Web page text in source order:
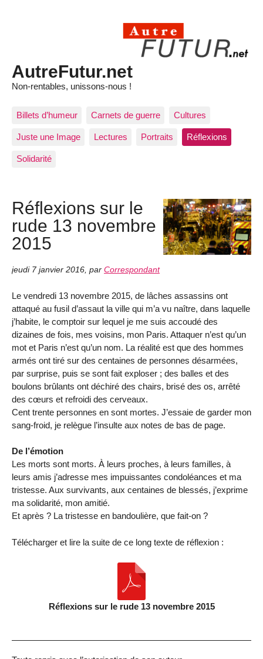
AutreFutur.net
Non-rentables, unissons-nous !
Billets d’humeur Carnets de guerre Cultures
Juste une Image Lectures Portraits Réflexions
Solidarité
Réflexions sur le
rude 13 novembre
2015
jeudi 7 janvier 2016 par Correspondant
Le vendredi 13 novembre 2015, de lâches assassins ont
attaqué au fusil d’assaut la ville qui m’a vu naître, dans laquelle
j’habite, le comptoir sur lequel je me suis accoudé des
dizaines de fois, mes voisins, mon Paris. Attaquer n’est qu’un
mot et Paris n’est qu’un nom. La réalité est que des hommes
armés ont tiré sur des centaines de personnes désarmées,
par surprise, puis se sont fait exploser ; des balles et des
boulons brûlants ont déchiré des chairs, brisé des os, arrêté
des cœurs et refroidi des cerveaux.
Cent trente personnes en sont mortes. J’essaie de garder mon
sang-froid, je relègue l’insulte aux notes de bas de page.
De l’émotion
Les morts sont morts. À leurs proches, à leurs familles, à
leurs amis j’adresse mes impuissantes condoléances et ma
tristesse. Aux survivants, aux centaines de blessés, j’exprime
ma solidarité, mon amitié.
Et après ? La tristesse en bandoulière, que fait-on ?
Télécharger et lire la suite de ce long texte de réflexion :
Réflexions sur le rude 13 novembre 2015